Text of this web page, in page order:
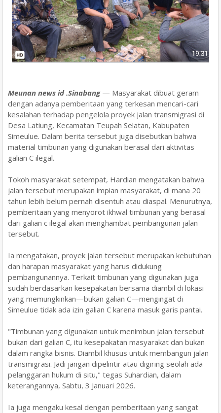
Meunan news id .Sinabang — Masyarakat dibuat geram
dengan adanya pemberitaan yang terkesan mencari-cari
kesalahan terhadap pengelola proyek jalan transmigrasi di
Desa Latiung, Kecamatan Teupah Selatan, Kabupaten
Simeulue. Dalam berita tersebut juga disebutkan bahwa
material timbunan yang digunakan berasal dari aktivitas
galian C ilegal.
Tokoh masyarakat setempat, Hardian mengatakan bahwa
jalan tersebut merupakan impian masyarakat, di mana 20
tahun lebih belum pernah disentuh atau diaspal. Menurutnya,
pemberitaan yang menyorot ikhwal timbunan yang berasal
dari galian c ilegal akan menghambat pembangunan jalan
tersebut.
Ia mengatakan, proyek jalan tersebut merupakan kebutuhan
dan harapan masyarakat yang harus didukung
pembangunannya. Terkait timbunan yang digunakan juga
sudah berdasarkan kesepakatan bersama diambil di lokasi
yang memungkinkan—bukan galian C—mengingat di
Simeulue tidak ada izin galian C karena masuk garis pantai.
"Timbunan yang digunakan untuk menimbun jalan tersebut
bukan dari galian C, itu kesepakatan masyarakat dan bukan
dalam rangka bisnis. Diambil khusus untuk membangun jalan
transmigrasi. Jadi jangan dipelintir atau digiring seolah ada
pelanggaran hukum di situ," tegas Suhardian, dalam
keterangannya, Sabtu, 3 Januari 2026.
Ia juga mengaku kesal dengan pemberitaan yang sangat